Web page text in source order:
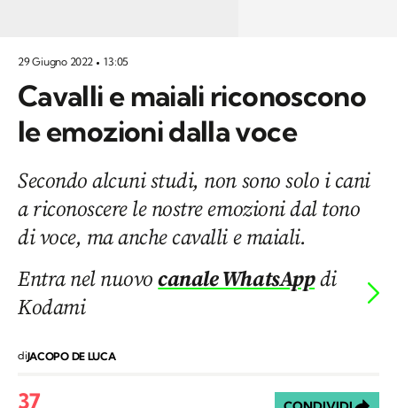
29 Giugno 2022 13:05
Cavalli e maiali riconoscono
le emozioni dalla voce
Secondo alcuni studi, non sono solo i cani
a riconoscere le nostre emozioni dal tono
di voce, ma anche cavalli e maiali.
Entra nel nuovocanale WhatsAppdi
Kodami
diJACOPO DE LUCA
37